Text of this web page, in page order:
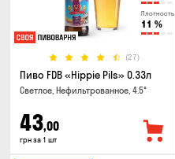
Плотность
11 %
(27)
Пиво FDB «Hippie Pils» 0.33л
Светлое, Нефильтрованное, 4.5°
43,00
грн за 1 шт